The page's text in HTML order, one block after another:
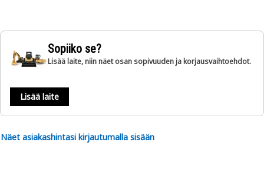
Sopiiko se?
Lisää laite, niin näet osan sopivuuden ja korjausvaihtoehdot.
Lisää laite
Näet asiakashintasi kirjautumalla sisään